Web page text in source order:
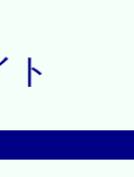
ト